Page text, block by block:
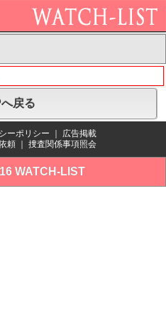
戻る
ーポリシー
広告掲載
頼 捜査関係事項照会
WATCH-LIST